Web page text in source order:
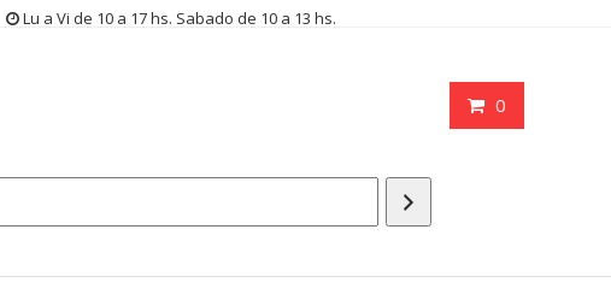
Lu a Vi de 10 a 17 hs. Sabado de 10 a 13 hs.
0